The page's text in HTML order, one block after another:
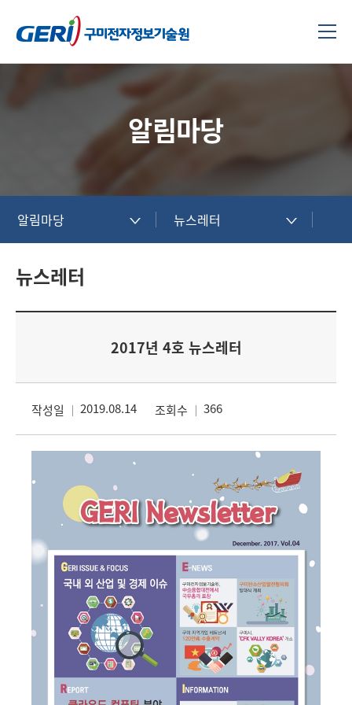
알림마당
알림마당 뉴스레터
뉴스레터
2017년 4호 뉴스레터
작성일 2019.08.14 조회수 366